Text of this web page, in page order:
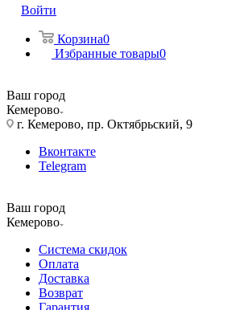
Войти
Корзина0
Избранные товары0
Ваш город
Кемерово
г. Кемерово, пр. Октябрьский, 9
Вконтакте
Telegram
Ваш город
Кемерово
Система скидок
Оплата
Доставка
Возврат
Гарантия